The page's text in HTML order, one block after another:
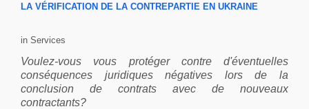
LA VÉRIFICATION DE LA CONTREPARTIE EN UKRAINE
in Services
Voulez-vous vous protéger contre d'éventuelles
conséquences juridiques négatives lors de la
conclusion de contrats avec de nouveaux
contractants?